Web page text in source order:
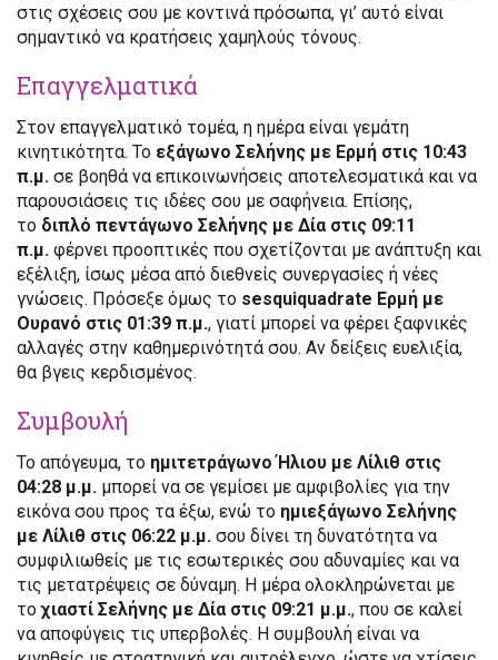
στις σχέσεις σου με κοντινά πρόσωπα, γι’ αυτό είναι
σημαντικό να κρατήσεις χαμηλούς τόνους.
Επαγγελματικά
Στον επαγγελματικό τομέα, η ημέρα είναι γεμάτη
κινητικότητα. Το εξάγωνο Σελήνης με Ερμή στις 10:43
π.μ. σε βοηθά να επικοινωνήσεις αποτελεσματικά και να
παρουσιάσεις τις ιδέες σου με σαφήνεια. Επίσης,
το διπλό πεντάγωνο Σελήνης με Δία στις 09:11
π.μ. φέρνει προοπτικές που σχετίζονται με ανάπτυξη και
εξέλιξη, ίσως μέσα από διεθνείς συνεργασίες ή νέες
γνώσεις. Πρόσεξε όμως το sesquiquadrate Ερμή με
Ουρανό στις 01:39 π.μ., γιατί μπορεί να φέρει ξαφνικές
αλλαγές στην καθημερινότητά σου. Αν δείξεις ευελιξία,
θα βγεις κερδισμένος.
Συμβουλή
Το απόγευμα, το ημιτετράγωνο Ήλιου με Λίλιθ στις
04:28 μ.μ. μπορεί να σε γεμίσει με αμφιβολίες για την
εικόνα σου προς τα έξω, ενώ το ημιεξάγωνο Σελήνης
με Λίλιθ στις 06:22 μ.μ. σου δίνει τη δυνατότητα να
συμφιλιωθείς με τις εσωτερικές σου αδυναμίες και να
τις μετατρέψεις σε δύναμη. Η μέρα ολοκληρώνεται με
τοχιαστί Σελήνης με Δία στις 09:21 μ.μ., που σε καλεί
να αποφύγεις τις υπερβολές. Η συμβουλή είναι να